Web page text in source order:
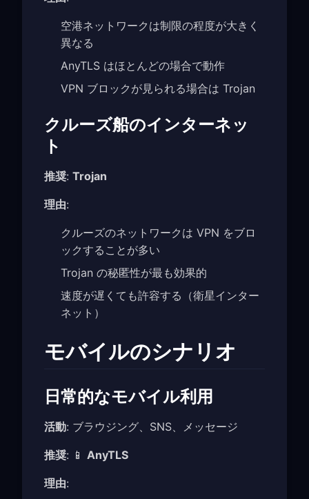
空港ネットワークは制限の程度が大きく
異なる
AnyTLS はほとんどの場合で動作
VPN ブロックが見られる場合は Trojan
クルーズ船のインターネッ
ト
推奨: Trojan
理由:
クルーズのネットワークは VPN をブロ
ックすることが多い
Trojan の秘匿性が最も効果的
速度が遅くても許容する（衛星インター
ネット）
モバイルのシナリオ
日常的なモバイル利用
活動: ブラウジング、SNS、メッセージ
推奨: 📱 AnyTLS
理由: